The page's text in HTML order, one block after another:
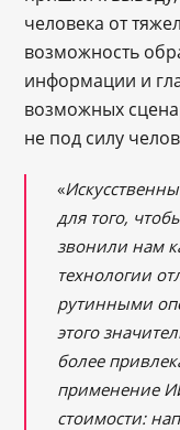
человека от
возможность
информации и
возможных
не под силу
«
для того,
звонили нам
технологии
рутинными
этого
более
применение
стоимости: